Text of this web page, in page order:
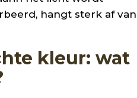
hangt sterk af van
kleur: wat